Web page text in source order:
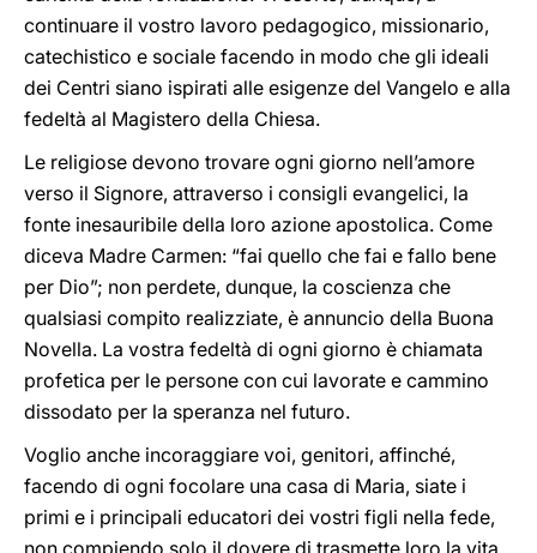
continuare il vostro lavoro pedagogico, missionario,
catechistico e sociale facendo in modo che gli ideali
dei Centri siano ispirati alle esigenze del Vangelo e alla
fedeltà al Magistero della Chiesa.
Le religiose devono trovare ogni giorno nell’amore
verso il Signore, attraverso i consigli evangelici, la
fonte inesauribile della loro azione apostolica. Come
diceva Madre Carmen: “fai quello che fai e fallo bene
per Dio”; non perdete, dunque, la coscienza che
qualsiasi compito realizziate, è annuncio della Buona
Novella. La vostra fedeltà di ogni giorno è chiamata
profetica per le persone con cui lavorate e cammino
dissodato per la speranza nel futuro.
Voglio anche incoraggiare voi, genitori, affinché,
facendo di ogni focolare una casa di Maria, siate i
primi e i principali educatori dei vostri figli nella fede,
non compiendo solo il dovere di trasmette loro la vita,